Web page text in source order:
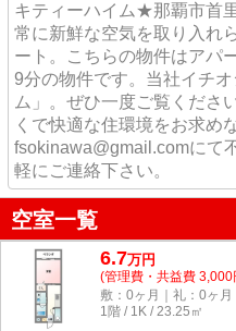
キティーハイム★那覇市首
常に新鮮な空気を取り入れ
ート。こちらの物件はアパ
9分の物件です。当社イチ
ム」。ぜひ一度ご覧くださ
くで快適な住環境をお求め
fsokinawa@gmail.comにて
軽にご連絡下さい。
空室一覧
6.7万円
(管理費・共益費 3,000
敷：0ヶ月｜礼：0ヶ月
1階 / 1K / 23.25㎡